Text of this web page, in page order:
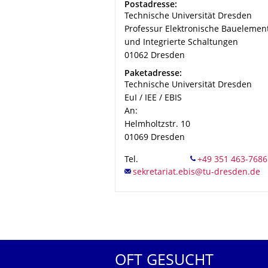
Adresse
Postadresse:
Technische Universität Dresden
Professur Elektronische
und Integrierte Schaltungen
01062 Dresden
Adresse
Paketadresse:
Technische Universität Dresden
EuI / IEE / EBIS
An:
Helmholtzstr. 10
01069 Dresden
Tel.
OFT GESUCHT